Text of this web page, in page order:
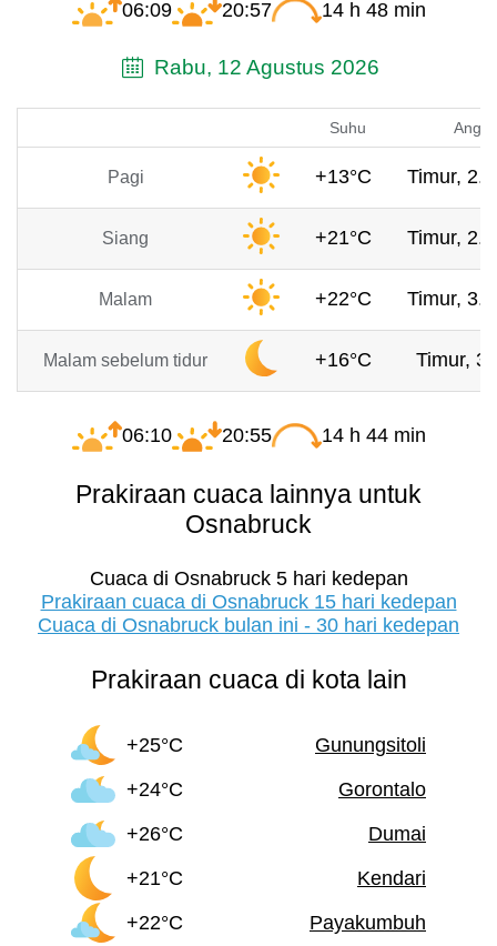
06:09 20:57 14 h 48 min
Rabu, 12 Agustus 2026
Suhu Angin
Pagi +13°C Timur,
Siang +21°C Timur,
Malam +22°C Timur,
Malam sebelum tidur +16°C Timur, 3
06:10 20:55 14 h 44 min
Prakiraan cuaca lainnya untuk
Osnabruck
Cuaca di Osnabruck 5 hari kedepan
Prakiraan cuaca di Osnabruck 15 hari kedepan
Cuaca di Osnabruck bulan ini - 30 hari kedepan
Prakiraan cuaca di kota lain
+25°C
Gunungsitoli
+24°C
Gorontalo
+26°C
Dumai
+21°C
Kendari
+22°C
Payakumbuh